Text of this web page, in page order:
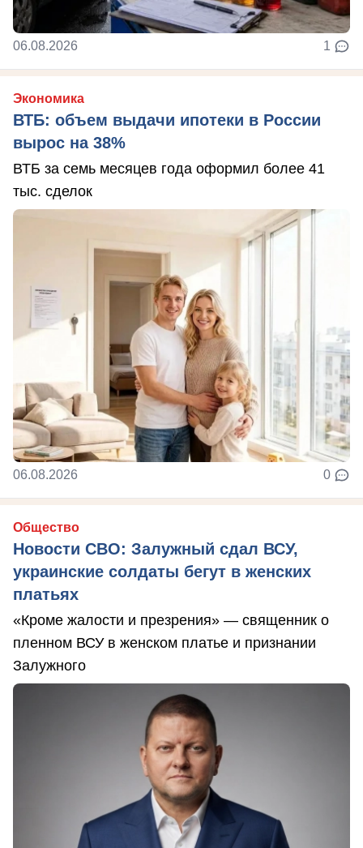
06.08.2026 1
Экономика
ВТБ: объем выдачи ипотеки в России
вырос на 38%
ВТБ за семь месяцев года оформил более 41
тыс. сделок
06.08.2026 0
Общество
Новости СВО: Залужный сдал ВСУ,
украинские солдаты бегут в женских
платьях
«Кроме жалости и презрения» — священник о
пленном ВСУ в женском платье и признании
Залужного